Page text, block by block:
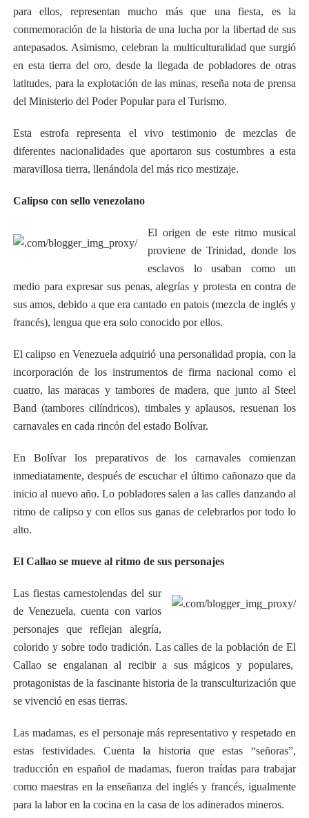
para ellos, representan mucho más que una fiesta, es la
conmemoración de la historia de una lucha por la libertad de sus
antepasados. Asimismo, celebran la multiculturalidad que surgió
en esta tierra del oro, desde la llegada de pobladores de otras
latitudes, para la explotación de las minas, reseña nota de prensa
del Ministerio del Poder Popular para el Turismo.
Esta estrofa representa el vivo testimonio de mezclas de
diferentes nacionalidades que aportaron sus costumbres a esta
maravillosa tierra, llenándola del más rico mestizaje.
Calipso con sello venezolano
El origen de este ritmo musical
proviene de Trinidad, donde los
esclavos lo usaban como un
medio para expresar sus penas, alegrías y protesta en contra de
sus amos, debido a que era cantado en patois (mezcla de inglés y
francés), lengua que era solo conocido por ellos.
El calipso en Venezuela adquirió una personalidad propia, con la
incorporación de los instrumentos de firma nacional como el
cuatro, las maracas y tambores de madera, que junto al Steel
Band (tambores cilíndricos), timbales y aplausos, resuenan los
carnavales en cada rincón del estado Bolívar.
En Bolívar los preparativos de los carnavales comienzan
inmediatamente, después de escuchar el último cañonazo que da
inicio al nuevo año. Lo pobladores salen a las calles danzando al
ritmo de calipso y con ellos sus ganas de celebrarlos por todo lo
alto.
El Callao se mueve al ritmo de sus personajes
Las fiestas carnestolendas del sur
de Venezuela, cuenta con varios
personajes que reflejan alegría,
colorido y sobre todo tradición. Las calles de la población de El
Callao se engalanan al recibir a sus mágicos y populares,
protagonistas de la fascinante historia de la transculturización que
se vivenció en esas tierras.
Las madamas, es el personaje más representativo y respetado en
estas festividades. Cuenta la historia que estas “señoras”,
traducción en español de madamas, fueron traídas para trabajar
como maestras en la enseñanza del inglés y francés, igualmente
para la labor en la cocina en la casa de los adinerados mineros.